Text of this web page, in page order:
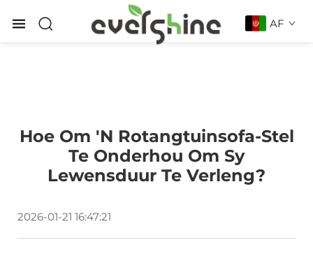
AF
Hoe Om 'n Rotangtuinsofa-Stel
Te Onderhou Om Sy
Lewensduur Te Verleng?
2026-01-21 16:47:21